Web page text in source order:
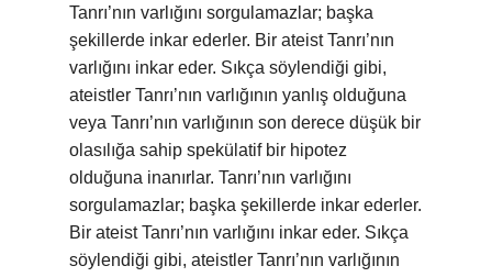
Tanrı’nın varlığını sorgulamazlar; başka
şekillerde inkar ederler. Bir ateist Tanrı’nın
varlığını inkar eder. Sıkça söylendiği gibi,
ateistler Tanrı’nın varlığının yanlış olduğuna
veya Tanrı’nın varlığının son derece düşük bir
olasılığa sahip spekülatif bir hipotez
olduğuna inanırlar. Tanrı’nın varlığını
sorgulamazlar; başka şekillerde inkar ederler.
Bir ateist Tanrı’nın varlığını inkar eder. Sıkça
söylendiği gibi, ateistler Tanrı’nın varlığının